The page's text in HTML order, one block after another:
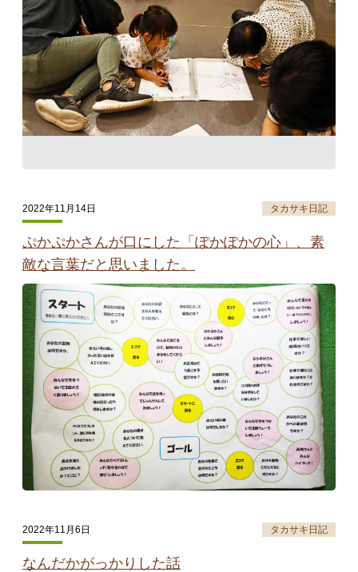
2022年11月14日 タカサキ日記
ぷかぷかさんが口にした「ぽかぽかの心」、素
敵な言葉だと思いました。
2022年11月6日 タカサキ日記
なんだかがっかりした話